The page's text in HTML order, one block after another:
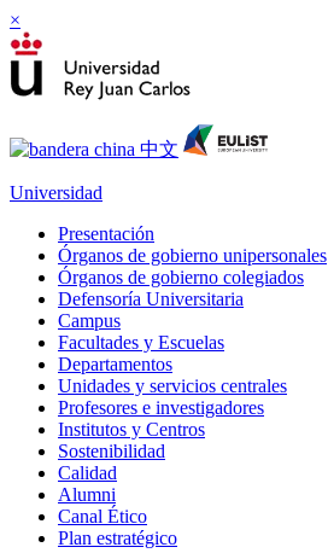
×
Universidad
Presentación
Órganos de gobierno unipersonales
Órganos de gobierno colegiados
Defensoría Universitaria
Campus
Facultades y Escuelas
Departamentos
Unidades y servicios centrales
Profesores e investigadores
Institutos y Centros
Sostenibilidad
Calidad
Alumni
Canal Ético
Plan estratégico